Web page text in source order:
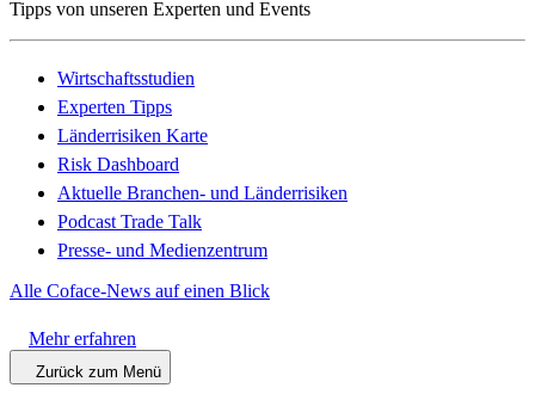
Tipps von unseren Experten und Events
Wirtschaftsstudien
Experten Tipps
Länderrisiken Karte
Risk Dashboard
Aktuelle Branchen- und Länderrisiken
Podcast Trade Talk
Presse- und Medienzentrum
Alle Coface-News auf einen Blick
Mehr erfahren
Zurück zum Menü